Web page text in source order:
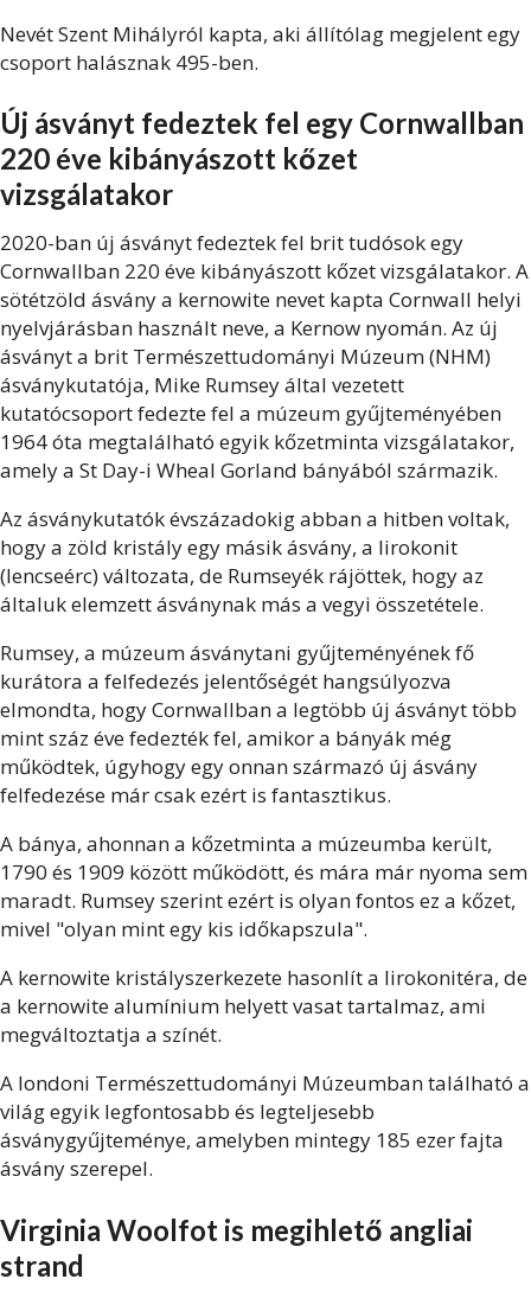
Nevét Szent Mihályról kapta, aki állítólag megjelent egy
csoport halásznak 495-ben.
Új ásványt fedeztek fel egy Cornwallban
220 éve kibányászott kőzet
vizsgálatakor
2020-ban új ásványt fedeztek fel brit tudósok egy
Cornwallban 220 éve kibányászott kőzet vizsgálatakor. A
sötétzöld ásvány a kernowite nevet kapta Cornwall helyi
nyelvjárásban használt neve, a Kernow nyomán. Az új
ásványt a brit Természettudományi Múzeum (NHM)
ásványkutatója, Mike Rumsey által vezetett
kutatócsoport fedezte fel a múzeum gyűjteményében
1964 óta megtalálható egyik kőzetminta vizsgálatakor,
amely a St Day-i Wheal Gorland bányából származik.
Az ásványkutatók évszázadokig abban a hitben voltak,
hogy a zöld kristály egy másik ásvány, a lirokonit
(lencseérc) változata, de Rumseyék rájöttek, hogy az
általuk elemzett ásványnak más a vegyi összetétele.
Rumsey, a múzeum ásványtani gyűjteményének fő
kurátora a felfedezés jelentőségét hangsúlyozva
elmondta, hogy Cornwallban a legtöbb új ásványt több
mint száz éve fedezték fel, amikor a bányák még
működtek, úgyhogy egy onnan származó új ásvány
felfedezése már csak ezért is fantasztikus.
A bánya, ahonnan a kőzetminta a múzeumba került,
1790 és 1909 között működött, és mára már nyoma sem
maradt. Rumsey szerint ezért is olyan fontos ez a kőzet,
mivel "olyan mint egy kis időkapszula".
A kernowite kristályszerkezete hasonlít a lirokonitéra, de
a kernowite alumínium helyett vasat tartalmaz, ami
megváltoztatja a színét.
A londoni Természettudományi Múzeumban található a
világ egyik legfontosabb és legteljesebb
ásványgyűjteménye, amelyben mintegy 185 ezer fajta
ásvány szerepel.
Virginia Woolfot is megihlető angliai
strand